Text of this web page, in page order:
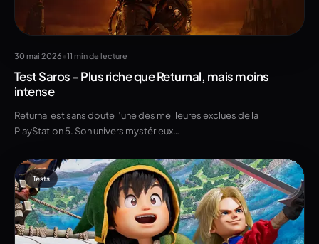
30 mai 2026 •11 min de lecture
Test Saros - Plus riche que Returnal, mais moins
intense
Returnal est sans doute l’une des meilleures exclues de la
PlayStation 5. Son univers mystérieux…
Tests